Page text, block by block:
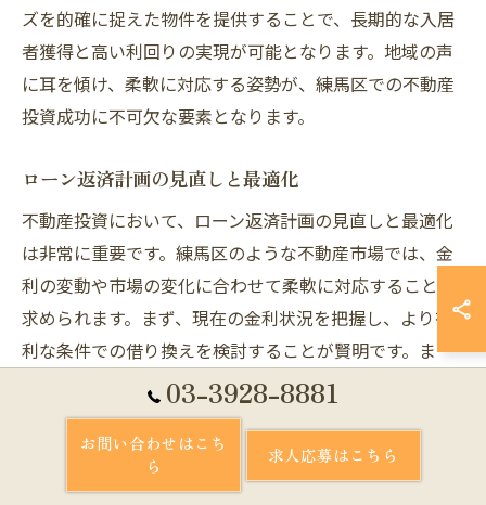
ズを的確に捉えた物件を提供することで、長期的な入居
者獲得と高い利回りの実現が可能となります。地域の声
に耳を傾け、柔軟に対応する姿勢が、練馬区での不動産
投資成功に不可欠な要素となります。
ローン返済計画の見直しと最適化
不動産投資において、ローン返済計画の見直しと最適化
は非常に重要です。練馬区のような不動産市場では、金
利の変動や市場の変化に合わせて柔軟に対応することが
求められます。まず、現在の金利状況を把握し、より有
利な条件での借り換えを検討することが賢明です。ま
た、余裕資金がある場合は繰り上げ返済を行うことで、
利子の負担を軽減することも可能です。返済期間の短縮
や月々の返済額の見直しを行うことで、キャッシュフロ
ーを改善し、資産運用の効率を向上させましょう。これ
03-3928-8881
お問い合わせはこち
ら
求人応募はこちら